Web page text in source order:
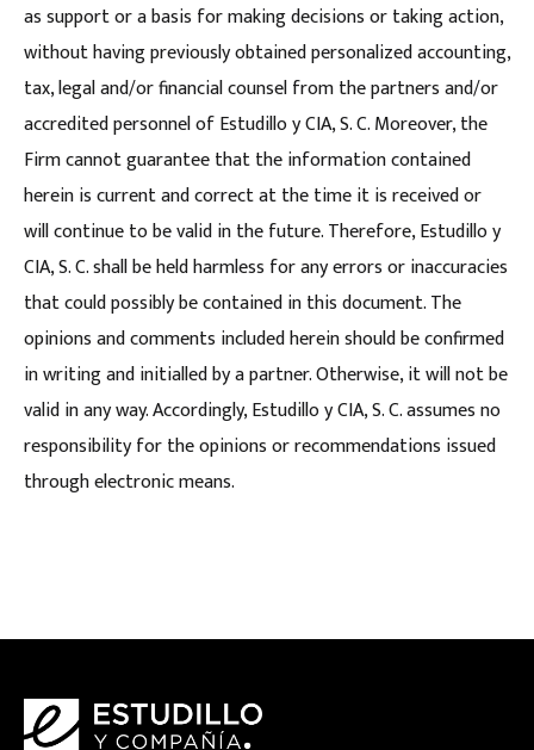
as support or a basis for making decisions or taking action,
without having previously obtained personalized accounting,
tax, legal and/or financial counsel from the partners and/or
accredited personnel of Estudillo y CIA, S. C. Moreover, the
Firm cannot guarantee that the information contained
herein is current and correct at the time it is received or
will continue to be valid in the future. Therefore, Estudillo y
CIA, S. C. shall be held harmless for any errors or inaccuracies
that could possibly be contained in this document. The
opinions and comments included herein should be confirmed
in writing and initialled by a partner. Otherwise, it will not be
valid in any way. Accordingly, Estudillo y CIA, S. C. assumes no
responsibility for the opinions or recommendations issued
through electronic means.